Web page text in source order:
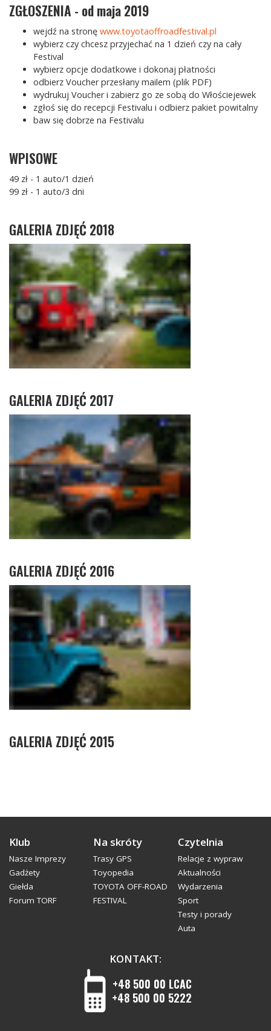
ZGŁOSZENIA - od maja 2019
wejdź na stronę www.toyotaoffroadfestival.pl
wybierz czy chcesz przyjechać na 1 dzień czy na cały
Festival
wybierz opcje dodatkowe i dokonaj płatności
odbierz Voucher przesłany mailem (plik PDF)
wydrukuj Voucher i zabierz go ze sobą do Włościejewek
zgłoś się do recepcji Festivalu i odbierz pakiet powitalny
baw się dobrze na Festivalu
WPISOWE
49 zł - 1 auto/1 dzień
99 zł - 1 auto/3 dni
GALERIA ZDJĘĆ 2018
GALERIA ZDJĘĆ 2017
GALERIA ZDJĘĆ 2016
GALERIA ZDJĘĆ 2015
Klub
Nasze Imprezy
Gadżety
Giełda
Forum TORF
Na skróty
Trasy GPS
Toyopedia
TOYOTA OFF-ROAD
FESTIVAL
Czytelnia
Relacje z wypraw
Aktualności
Wydarzenia
Sport
Testy i porady
Auta
KONTAKT:
+48 500 00 LCAC
+48 500 00 5222